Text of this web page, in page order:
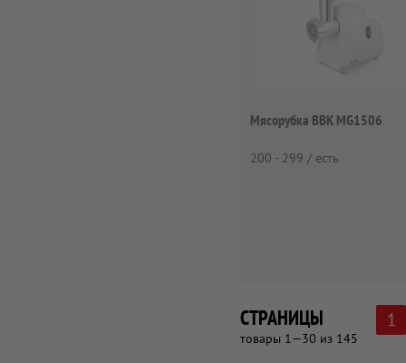
Мясорубка BBK MG1506
200 - 299 / есть
СТРАНИЦЫ
товары 1—30 из 145
1